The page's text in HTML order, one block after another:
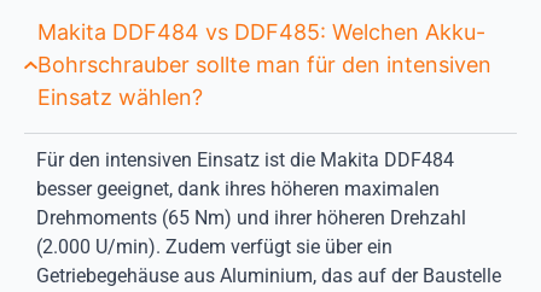
Makita DDF484 vs DDF485: Welchen Akku-
Bohrschrauber sollte man für den intensiven
Einsatz wählen?
Für den intensiven Einsatz ist die Makita DDF484
besser geeignet, dank ihres höheren maximalen
Drehmoments (65 Nm) und ihrer höheren Drehzahl
(2.000 U/min). Zudem verfügt sie über ein
Getriebegehäuse aus Aluminium, das auf der Baustelle